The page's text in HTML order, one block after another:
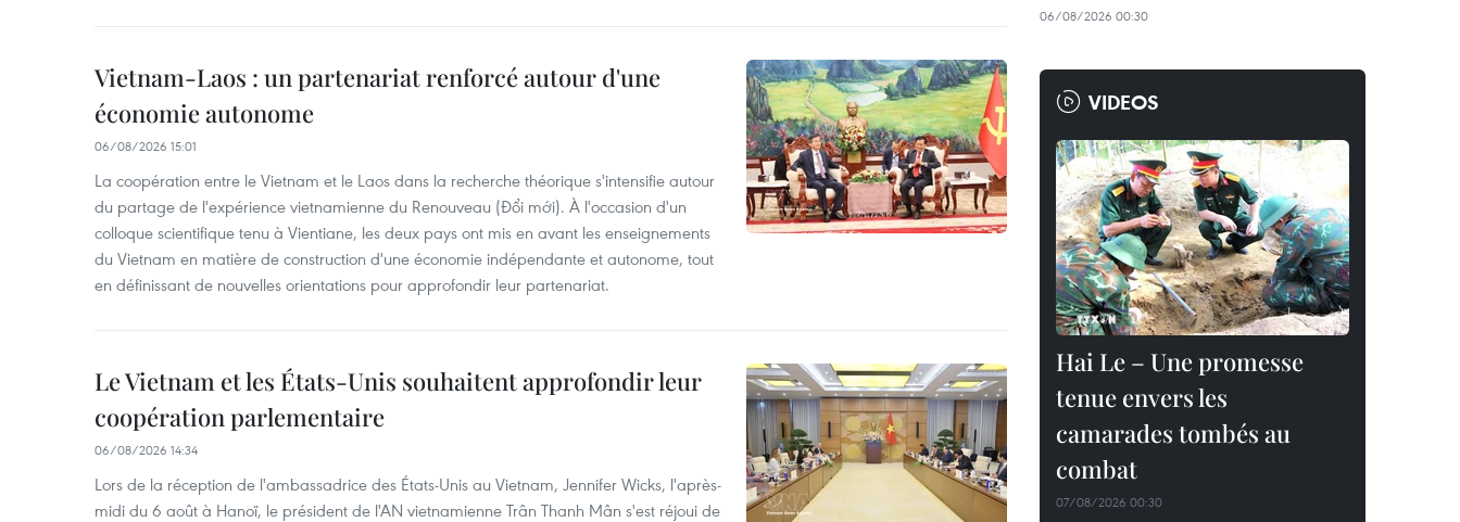
Vietnam-Laos : un partenariat renforcé autour d'une
économie autonome
06/08/2026 15:01
La coopération entre le Vietnam et le Laos dans la recherche théorique s'intensifie autour
du partage de l'expérience vietnamienne du Renouveau (Đổi mới). À l'occasion d'un
colloque scientifique tenu à Vientiane, les deux pays ont mis en avant les enseignements
du Vietnam en matière de construction d'une économie indépendante et autonome, tout
en définissant de nouvelles orientations pour approfondir leur partenariat.
Le Vietnam et les États-Unis souhaitent approfondir leur
coopération parlementaire
06/08/2026 14:34
Lors de la réception de l'ambassadrice des États-Unis au Vietnam, Jennifer Wicks, l'après-
midi du 6 août à Hanoï, le président de l'AN vietnamienne Trân Thanh Mân s'est réjoui de
06/08/2026 00:30
VIDEOS
Hai Le – Une promesse
tenue envers les
camarades tombés au
combat
07/08/2026 00:30